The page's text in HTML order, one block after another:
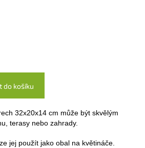
do košíku
32x20x14 cm může být skvělým
terasy nebo zahrady.
jej použít jako obal na květináče.